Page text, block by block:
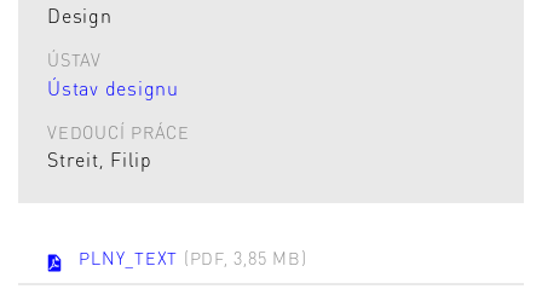
Design
ÚSTAV
Ústav designu
VEDOUCÍ PRÁCE
Streit, Filip
PLNY_TEXT (PDF, 3,85 MB)